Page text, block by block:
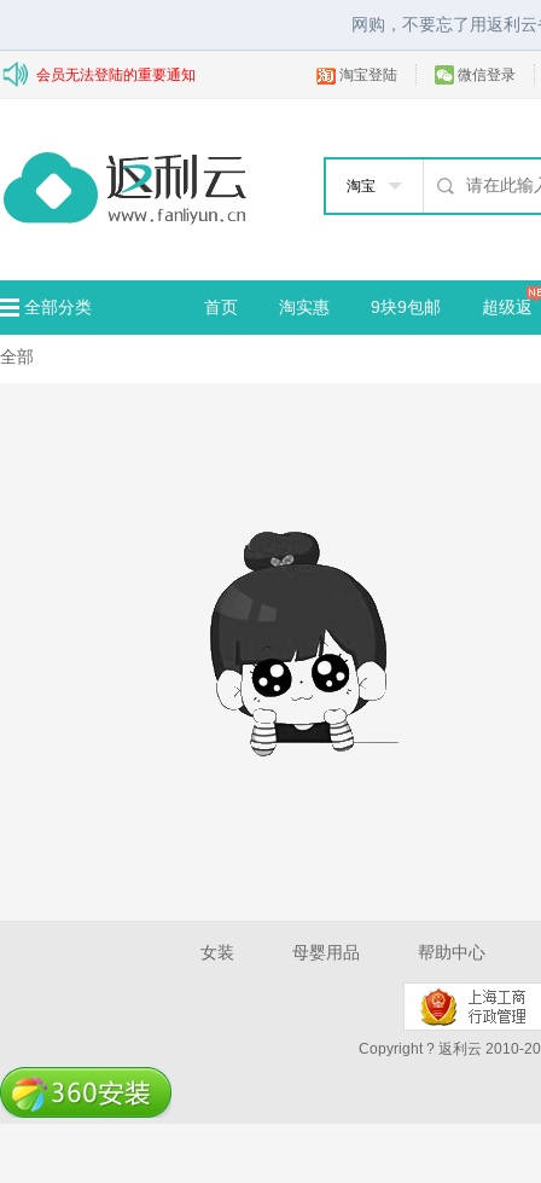
网购，不要忘了用返利
会员无法登陆的重要通知 淘宝登陆 微信登录
淘宝
全部分类 首页 淘实惠 9块9包邮 超级返
全部
女装 母婴用品 帮助中心
Copyright ? 返利云 2010-